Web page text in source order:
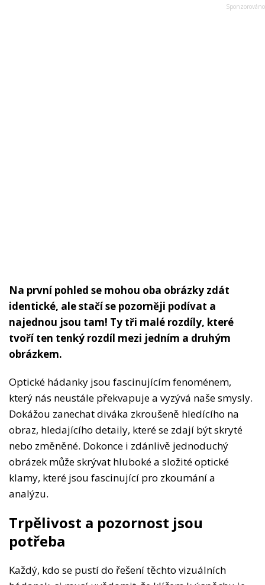
Na první pohled se mohou oba obrázky zdát
identické, ale stačí se pozorněji podívat a
najednou jsou tam! Ty tři malé rozdíly, které
tvoří ten tenký rozdíl mezi jedním a druhým
obrázkem.
Optické hádanky jsou fascinujícím fenoménem,
který nás neustále překvapuje a vyzývá naše smysly.
Dokážou zanechat diváka zkroušeně hledícího na
obraz, hledajícího detaily, které se zdají být skryté
nebo změněné. Dokonce i zdánlivě jednoduchý
obrázek může skrývat hluboké a složité optické
klamy, které jsou fascinující pro zkoumání a
analýzu.
Trpělivost a pozornost jsou
potřeba
Každý, kdo se pustí do řešení těchto vizuálních